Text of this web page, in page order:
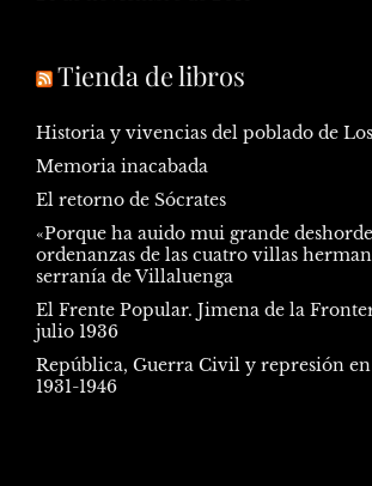
Tienda de libros
Historia y vivencias del poblado de
Memoria inacabada
El retorno de Sócrates
«Porque ha auido mui grande
ordenanzas de las cuatro villas
serranía de Villaluenga
El Frente Popular. Jimena de la
julio 1936
República, Guerra Civil y represión
1931-1946